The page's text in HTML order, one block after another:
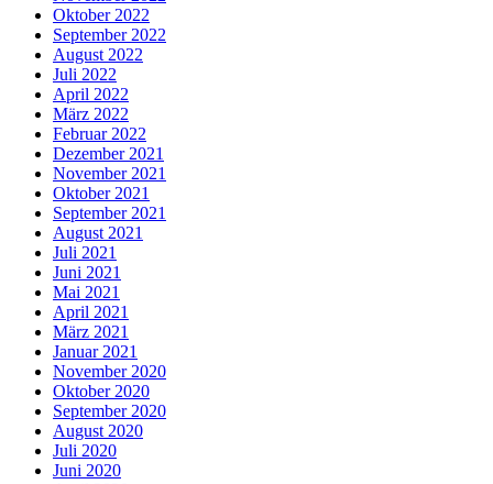
Oktober 2022
September 2022
August 2022
Juli 2022
April 2022
März 2022
Februar 2022
Dezember 2021
November 2021
Oktober 2021
September 2021
August 2021
Juli 2021
Juni 2021
Mai 2021
April 2021
März 2021
Januar 2021
November 2020
Oktober 2020
September 2020
August 2020
Juli 2020
Juni 2020